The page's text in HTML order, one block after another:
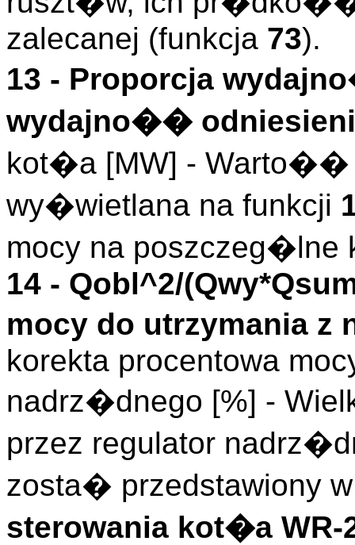
zalecanej (funkcja 73).
13 - Proporcja
wydajno��
kot�a [MW] - Warto��
wy�wietlana na funkcji
mocy na poszczeg�lne
14 - Qobl^2/
mocy do utrzymania z
korekta procentowa
nadrz�dnego [%] -
przez regulator
zosta� przedstawiony
sterowania kot�a